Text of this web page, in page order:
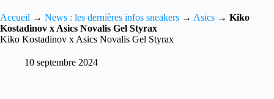
Accueil → News : les dernières infos sneakers → Asics → Kiko
Kostadinov x Asics Novalis Gel Styrax
Kiko Kostadinov x Asics Novalis Gel Styrax
10 septembre 2024